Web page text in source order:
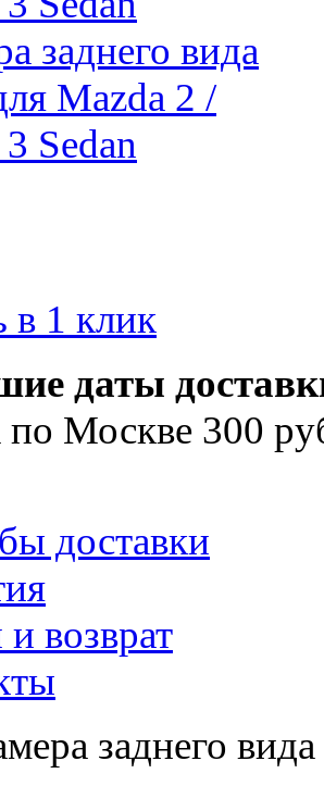
в 1 клик
даты
по Москве 300
доставки
возврат
заднего